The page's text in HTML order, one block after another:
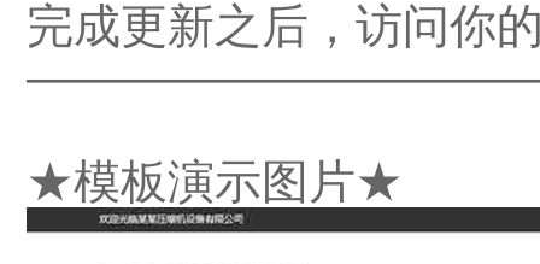
完成更新之后，访问你
★模板演示图片★